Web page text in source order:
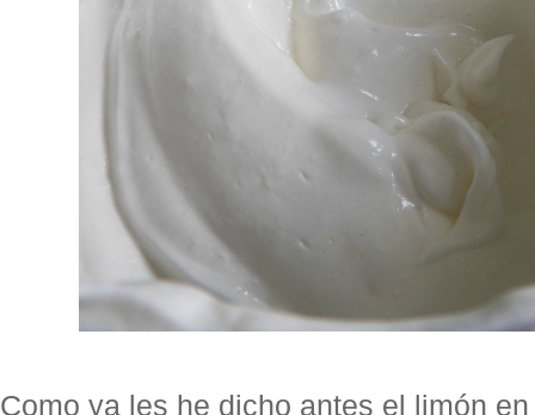
Como ya les he dicho antes el limón